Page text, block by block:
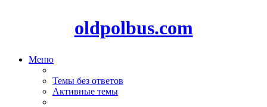
oldpolbus.com
Меню
Темы без ответов
Активные темы